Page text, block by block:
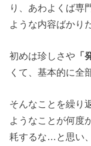
り、あわよくば専
ような内容ばかり
初めは珍しさや 「
くて、基本的に全
そんなことを繰り
ようなことが何度
耗するな…と思い